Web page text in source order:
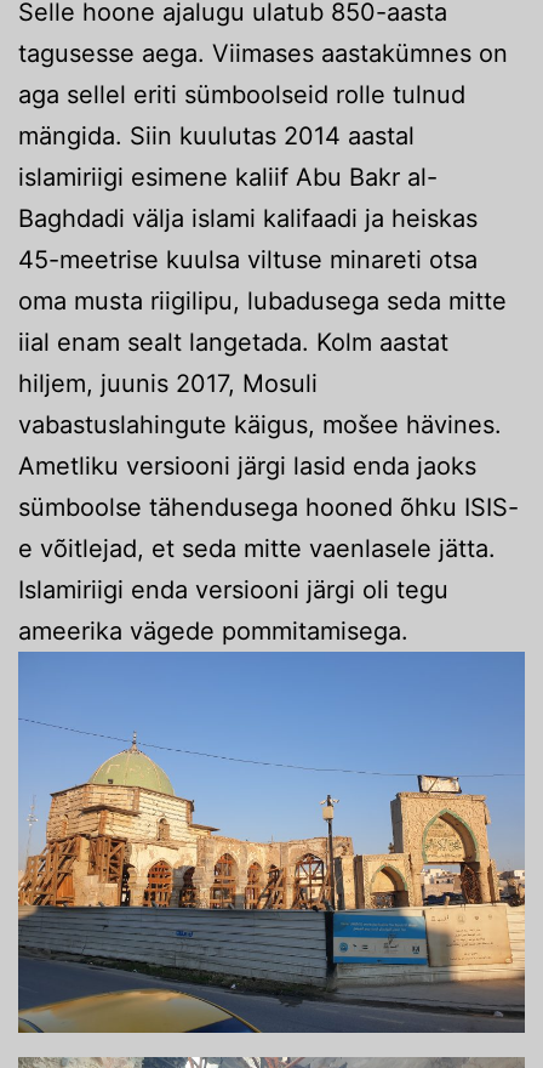
Selle hoone ajalugu ulatub 850-aasta
tagusesse aega. Viimases aastakümnes on
aga sellel eriti sümboolseid rolle tulnud
mängida. Siin kuulutas 2014 aastal
islamiriigi esimene kaliif Abu Bakr al-
Baghdadi välja islami kalifaadi ja heiskas
45-meetrise kuulsa viltuse minareti otsa
oma musta riigilipu, lubadusega seda mitte
iial enam sealt langetada. Kolm aastat
hiljem, juunis 2017, Mosuli
vabastuslahingute käigus, mošee hävines.
Ametliku versiooni järgi lasid enda jaoks
sümboolse tähendusega hooned õhku ISIS-
e võitlejad, et seda mitte vaenlasele jätta.
Islamiriigi enda versiooni järgi oli tegu
ameerika vägede pommitamisega.